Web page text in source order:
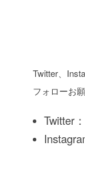
Twitter、
フォローお
Twitter：